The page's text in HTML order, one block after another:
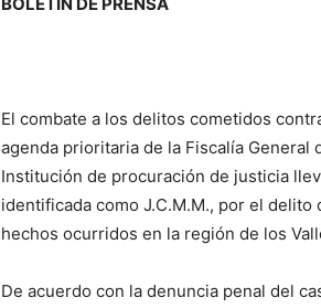
BOLETÍN DE PRENSA
El combate a los delitos cometidos
agenda prioritaria de la Fiscalía General
Institución de procuración de justicia
identificada como J.C.M.M., por el
hechos ocurridos en la región de los
De acuerdo con la denuncia penal del